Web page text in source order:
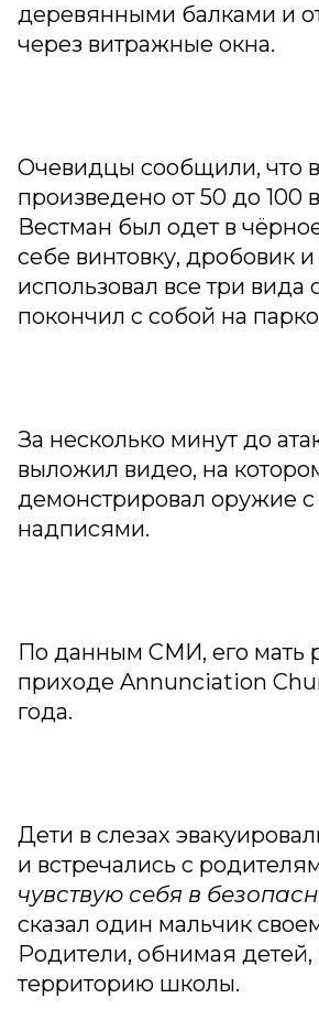
деревянными балками и
через витражные окна.
Очевидцы сообщили, что
произведено от 50 до 100
Вестман был одет в
себе винтовку, дробовик и
использовал все три
покончил с собой на
За несколько минут до
выложил видео, на
демонстрировал оружие
надписями.
По данным СМИ, его мать
приходе Annunciation
года.
Дети в слезах
и встречались с
чувствую себя в
сказал один мальчик
Родители, обнимая
территорию школы.